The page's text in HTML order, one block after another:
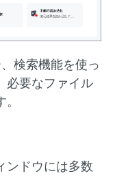
検索機能を使っ
必要なファイル
ンドウには多数